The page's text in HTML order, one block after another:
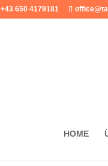
+43 650 4179181
HOME